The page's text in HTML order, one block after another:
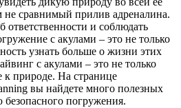
не сравнимый прилив адреналина.
и соблюдать
с акулами – это не только
узнать больше о жизни этих
с акулами – это не только
к природе. На странице
вы найдете много полезных
погружения.